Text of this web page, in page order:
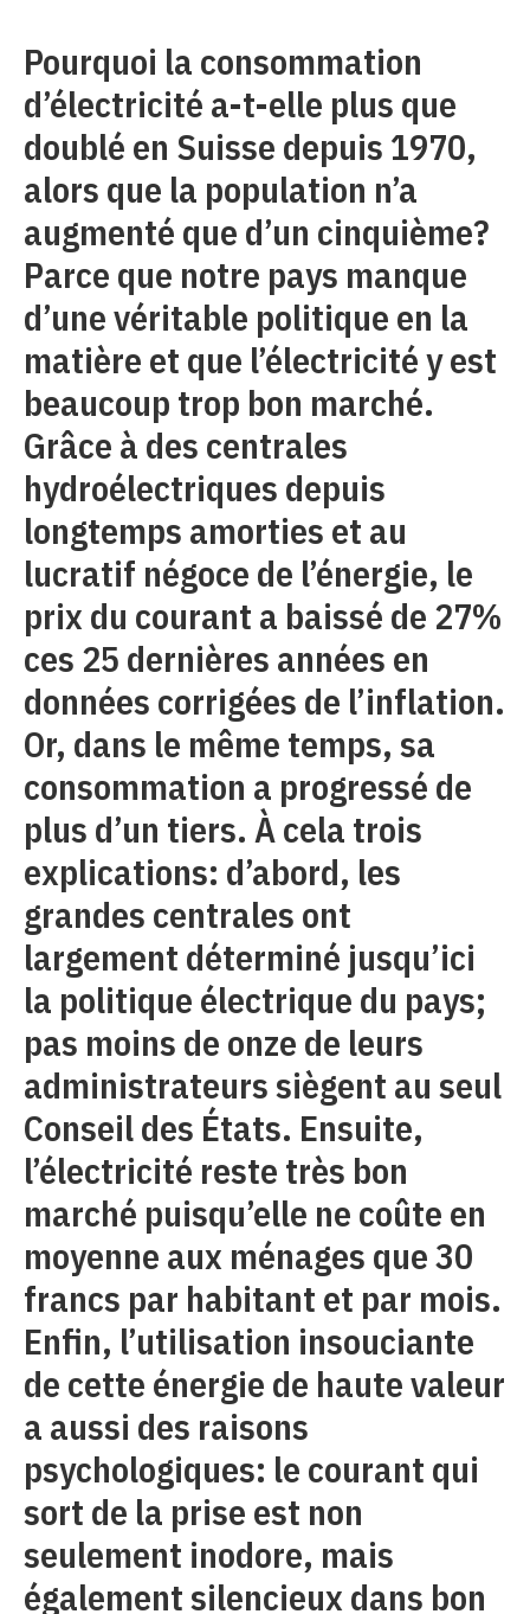
Pourquoi la consommation
d’électricité a-t-elle plus que
doublé en Suisse depuis 1970,
alors que la population n’a
augmenté que d’un cinquième?
Parce que notre pays manque
d’une véritable politique en la
matière et que l’électricité y est
beaucoup trop bon marché.
Grâce à des centrales
hydroélectriques depuis
longtemps amorties et au
lucratif négoce de l’énergie, le
prix du courant a baissé de 27%
ces 25 dernières années en
données corrigées de l’inflation.
Or, dans le même temps, sa
consommation a progressé de
plus d’un tiers. À cela trois
explications: d’abord, les
grandes centrales ont
largement déterminé jusqu’ici
la politique électrique du pays;
pas moins de onze de leurs
administrateurs siègent au seul
Conseil des États. Ensuite,
l’électricité reste très bon
marché puisqu’elle ne coûte en
moyenne aux ménages que 30
francs par habitant et par mois.
Enfin, l’utilisation insouciante
de cette énergie de haute valeur
a aussi des raisons
psychologiques: le courant qui
sort de la prise est non
seulement inodore, mais
également silencieux dans bon